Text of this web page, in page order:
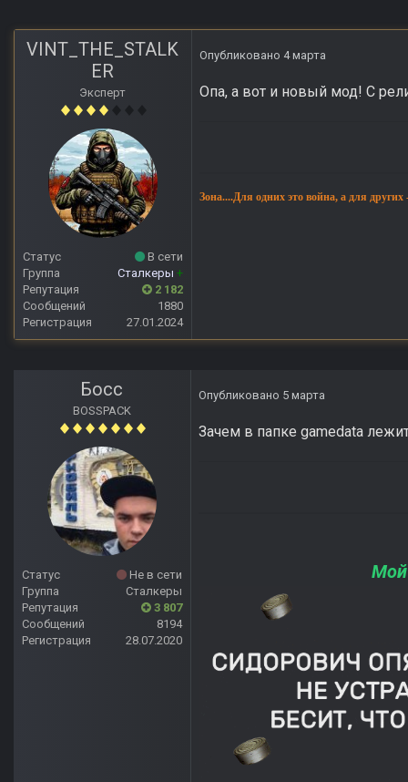
VINT_THE_STALK
ER
Эксперт
Статус
В сети
Группа
Сталкеры +
Репутация
2 182
Сообщений
1880
Регистрация
27.01.2024
Опубликовано 4 марта
Опа, а вот и новый мод! С
Зона....Для одних это война, а для
Босс
BOSSPACK
Статус
Не в сети
Группа
Сталкеры
Репутация
3 807
Сообщений
8194
Регистрация
28.07.2020
Опубликовано 5 марта
Зачем в папке gamedata